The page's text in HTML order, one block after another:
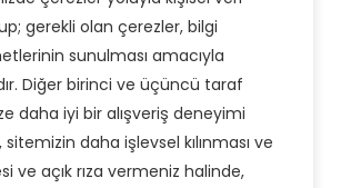
Yeni Kampanya
için
abone olabilirsiniz.
gerekli olan çerezler, bilgi
sunulması amacıyla
Diğer birinci ve üçüncü taraf
daha iyi bir alışveriş deneyimi
daha işlevsel kılınması ve
ve açık rıza vermeniz halinde,